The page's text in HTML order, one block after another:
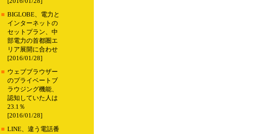
■ BIGLOBE、電力と
インターネットの
セットプラン、中
部電力の首都圏エ
リア展開に合わせ
[2016/01/28]
■ ウェブブラウザー
のプライベートブ
ラウジング機能、
認知していた人は
23.1％
[2016/01/28]
■ LINE、違う電話番